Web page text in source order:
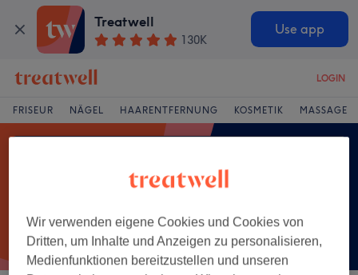
Treatwell
130K
Use app
LOGIN
FRISEUR NÄGEL HAARENTFERNUNG KOSMETIK MASSAGE
Wir verwenden eigene Cookies und Cookies von
Dritten, um Inhalte und Anzeigen zu personalisieren,
Medienfunktionen bereitzustellen und unseren